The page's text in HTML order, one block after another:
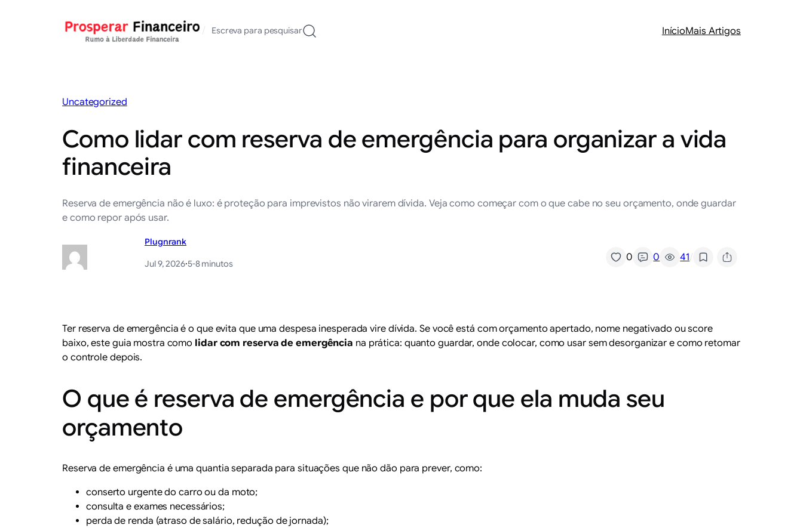
/ Escreva para pesquisar InícioMais Artigos
Uncategorized
Como lidar com reserva de emergência para organizar a vida
financeira
Reserva de emergência não é luxo: é proteção para imprevistos não virarem dívida. Veja como começar com o que cabe no seu orçamento, onde guardar
e como repor após usar.
Plugnrank
Jul 9, 2026·5-8 minutos
0 0 41/
Ter reserva de emergência é o que evita que uma despesa inesperada vire dívida. Se você está com orçamento apertado, nome negativado ou score
baixo, este guia mostra como lidar com reserva de emergência na prática: quanto guardar, onde colocar, como usar sem desorganizar e como retomar
o controle depois.
O que é reserva de emergência e por que ela muda seu
orçamento
Reserva de emergência é uma quantia separada para situações que não dão para prever, como:
conserto urgente do carro ou da moto;
consulta e exames necessários;
perda de renda (atraso de salário, redução de jornada);